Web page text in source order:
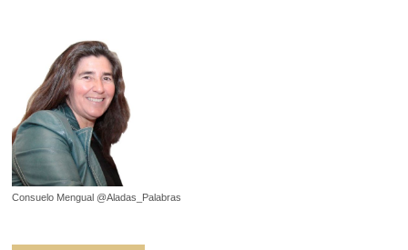
Consuelo Mengual @Aladas_Palabras